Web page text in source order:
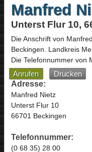
Manfred
Unterst Flur 10,
Die Anschrift von
Beckingen. Landkreis
Die Telefonnummer von
Anrufen Drucken
Adresse:
Manfred Nietz
Unterst Flur 10
66701 Beckingen
Telefonnummer:
(0 68 35) 28 00